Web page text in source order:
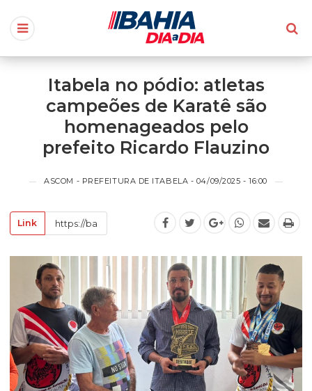
Itabela no pódio: atletas
campeões de Karatê são
homenageados pelo
prefeito Ricardo Flauzino
ASCOM - PREFEITURA DE ITABELA - 04/09/2025 - 16:00
Link